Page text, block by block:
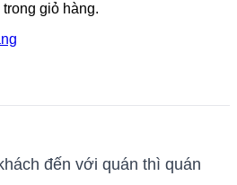
giỏ hàng.
đến với quán thì quán